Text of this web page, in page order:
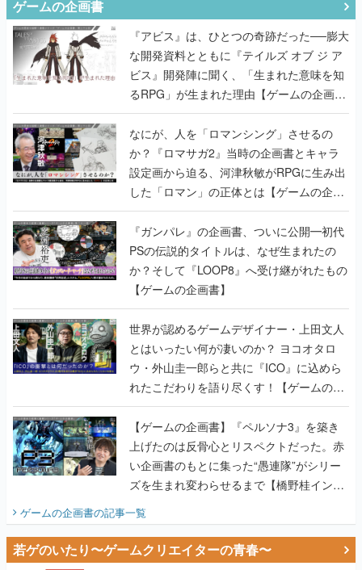
ゲームの企画書
『アビス』は、ひとつの奇跡だった──膨大
な開発資料とともに『テイルズ オブ ジ ア
ビス』開発陣に聞く、「生まれた意味を知
るRPG」が生まれた理由【ゲームの企画
書】
なにが、人を「ロマンシング」させるの
か？『ロマサガ2』当時の企画書とキャラ
設定画から迫る、河津秋敏がRPGに生み出
した「ロマン」の正体とは【ゲームの企画
書】
『ガンパレ』の企画書、ついに公開━初代
PSの伝説的タイトルは、なぜ生まれたの
か？そして『LOOP8』へ受け継がれたもの
【ゲームの企画書】
世界が認めるゲームデザイナー・上田文人
とはいったい何が凄いのか？ ヨコオタロ
ウ・外山圭一郎らと共に『ICO』に込めら
れたこだわりを語り尽くす！【ゲームの企
画書】
【ゲームの企画書】『ペルソナ3』を築き
上げたのは反骨心とリスペクトだった。赤
い企画書のもとに集った“愚連隊”がシリー
ズを生まれ変わらせるまで【橋野桂インタ
ビュー】
ゲームの企画書の記事一覧
若ゲのいたり〜ゲームクリエイターの青春〜